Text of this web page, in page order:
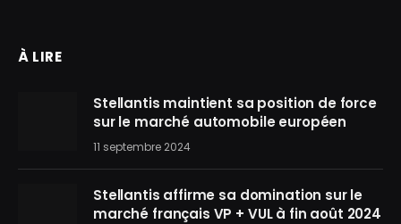
À LIRE
Stellantis maintient sa position de force
sur le marché automobile européen
11 septembre 2024
Stellantis affirme sa domination sur le
marché français VP + VUL à fin août 2024